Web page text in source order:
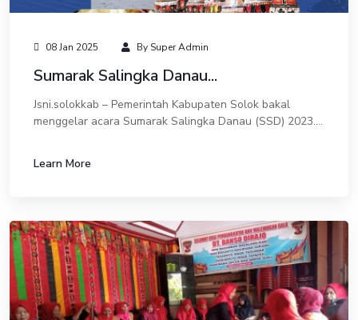
08 Jan 2025 By Super Admin
Sumarak Salingka Danau...
Jsni.solokkab – Pemerintah Kabupaten Solok bakal
menggelar acara Sumarak Salingka Danau (SSD) 2023.
Learn More